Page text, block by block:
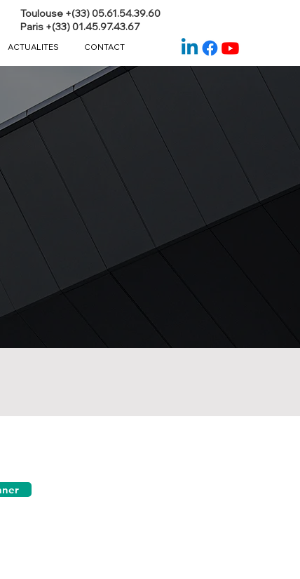
Toulouse +(33) 05.61.54.39.60
Paris +(33) 01.45.97.43.67
ACTUALITES CONTACT